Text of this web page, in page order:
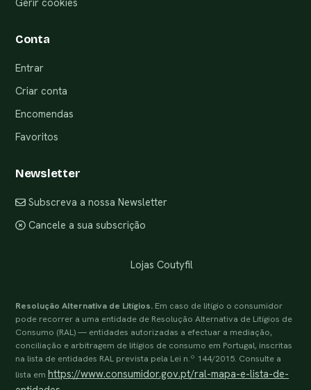
Gerir cookies
Conta
Entrar
Criar conta
Encomendas
Favoritos
Newsletter
Subscreva a nossa Newsletter
Cancele a sua subscrição
Lojas Coutyfil
Resolução Alternativa de Litígios. Em caso de litígio o consumidor
pode recorrer a uma entidade de Resolução Alternativa de Litígios de
Consumo (RAL) — entidades autorizadas a efectuar a mediação,
conciliação e arbitragem de litígios de consumo em Portugal, inscritas
na lista de entidades RAL prevista pela Lei n.º 144/2015. Consulte a
lista em https://www.consumidor.gov.pt/ral-mapa-e-lista-de-